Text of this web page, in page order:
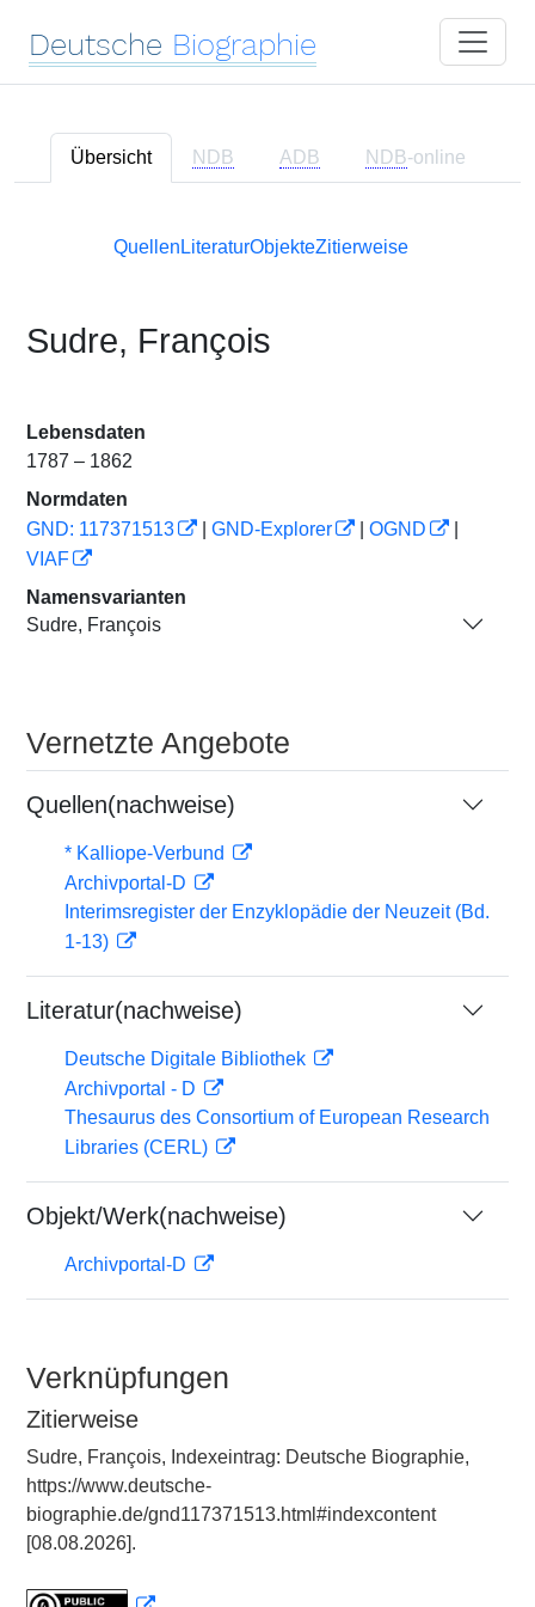
Deutsche Biographie
Übersicht NDB ADB NDB-online
Quellen LiteraturObjekteZitierweise
Sudre, François
Lebensdaten
1787 – 1862
Normdaten
GND: 117371513
GND-Explorer OGND
VIAF
Namensvarianten
Sudre, François
Vernetzte Angebote
Quellen(nachweise)
* Kalliope-Verbund
Archivportal-D
Interimsregister der Enzyklopädie der Neuzeit (Bd.
1-13)
Literatur(nachweise)
Deutsche Digitale Bibliothek
Archivportal - D
Thesaurus des Consortium of European Research
Libraries (CERL)
Objekt/Werk(nachweise)
Archivportal-D
Verknüpfungen
Zitierweise
Sudre, François, Indexeintrag: Deutsche Biographie,
https://www.deutsche-
biographie.de/gnd117371513.html#indexcontent
[08.08.2026].